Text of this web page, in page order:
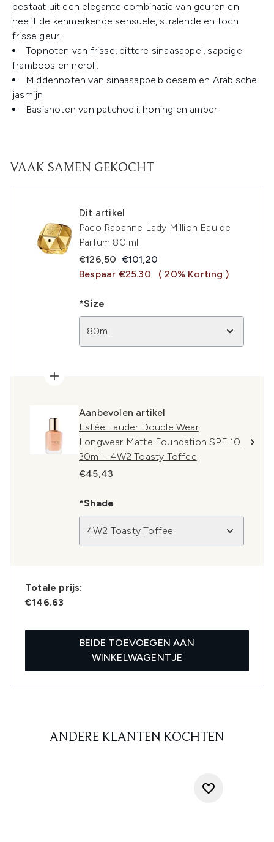
bestaat uit een elegante combinatie van geuren en
heeft de kenmerkende sensuele, stralende en toch
frisse geur.
Topnoten van frisse, bittere sinaasappel, sappige
framboos en neroli.
Middennoten van sinaasappelbloesem en Arabische
jasmijn
Basisnoten van patchoeli, honing en amber
VAAK SAMEN GEKOCHT
Dit artikel
Paco Rabanne Lady Million Eau de
Parfum 80 ml
Recommended Retail Price:
€126,50 Huidige prijs:
€101,20
Bespaar €25.30
( 20% Korting )
*Size
80ml
Aanbevolen artikel
Estée Lauder Double Wear
Longwear Matte Foundation SPF 10
30ml - 4W2 Toasty Toffee
€45,43
*Shade
4W2 Toasty Toffee
Totale prijs:
€146.63
BEIDE TOEVOEGEN AAN
WINKELWAGENTJE
ANDERE KLANTEN KOCHTEN